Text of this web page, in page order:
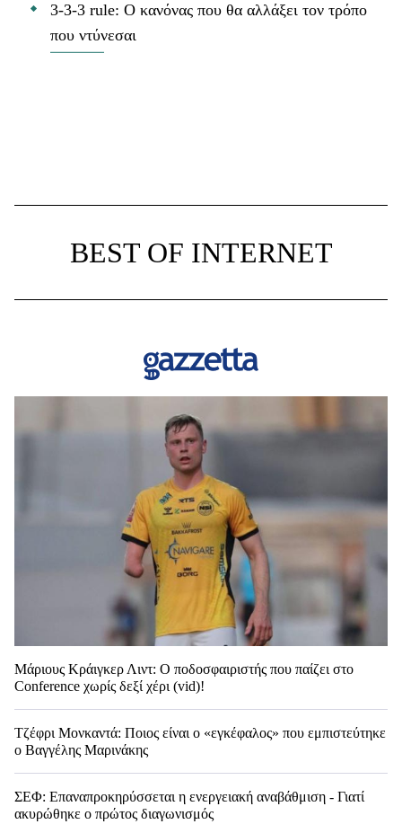
3-3-3 rule: Ο κανόνας που θα αλλάξει τον τρόπο
που ντύνεσαι
BEST OF INTERNET
Μάριους Κράιγκερ Λιντ: Ο ποδοσφαιριστής που παίζει στο
Conference χωρίς δεξί χέρι (vid)!
Τζέφρι Μονκαντά: Ποιος είναι ο «εγκέφαλος» που εμπιστεύτηκε
ο Βαγγέλης Μαρινάκης
ΣΕΦ: Επαναπροκηρύσσεται η ενεργειακή αναβάθμιση - Γιατί
ακυρώθηκε ο πρώτος διαγωνισμός